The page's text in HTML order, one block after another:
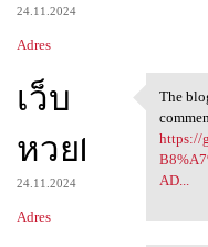
24.11.2024
Adres
เว็บ
หวย1
24.11.2024
Adres
The
The
https://
AD...